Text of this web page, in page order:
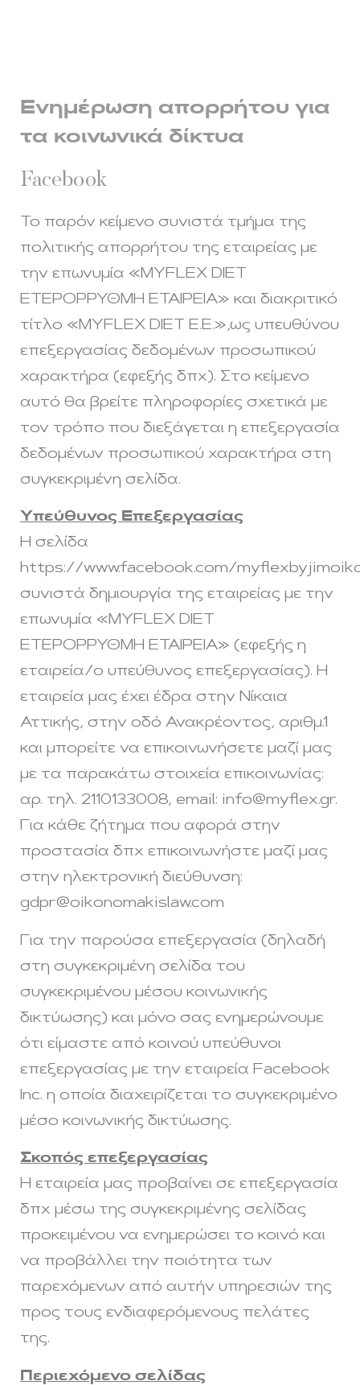
Ενημέρωση απορρήτου για
τα κοινωνικά δίκτυα
Facebook
Το παρόν κείμενο συνιστά τμήμα της
πολιτικής απορρήτου της εταιρείας με
την επωνυμία «MYFLEX DIET
ΕΤΕΡΟΡΡΥΘΜΗ ΕΤΑΙΡΕΙΑ» και διακριτικό
τίτλο «MYFLEX DIET Ε.Ε.»,ως υπευθύνου
επεξεργασίας δεδομένων προσωπικού
χαρακτήρα (εφεξής δπχ). Στο κείμενο
αυτό θα βρείτε πληροφορίες σχετικά με
τον τρόπο που διεξάγεται η επεξεργασία
δεδομένων προσωπικού χαρακτήρα στη
συγκεκριμένη σελίδα.
Υπεύθυνος Επεξεργασίας
Η σελίδα
https://www.facebook.com/
συνιστά δημιουργία της εταιρείας με την
επωνυμία «MYFLEX DIET
ΕΤΕΡΟΡΡΥΘΜΗ ΕΤΑΙΡΕΙΑ» (εφεξής η
εταιρεία/ο υπεύθυνος επεξεργασίας). Η
εταιρεία μας έχει έδρα στην Νίκαια
Αττικής, στην οδό Ανακρέοντος, αριθμ.1
και μπορείτε να επικοινωνήσετε μαζί μας
με τα παρακάτω στοιχεία επικοινωνίας:
αρ. τηλ. 2110133008, email: info@myflex.gr.
Για κάθε ζήτημα που αφορά στην
προστασία δπχ επικοινωνήστε μαζί μας
στην ηλεκτρονική διεύθυνση:
gdpr@oikonomakislaw.com
Για την παρούσα επεξεργασία (δηλαδή
στη συγκεκριμένη σελίδα του
συγκεκριμένου μέσου κοινωνικής
δικτύωσης) και μόνο σας ενημερώνουμε
ότι είμαστε από κοινού υπεύθυνοι
επεξεργασίας με την εταιρεία Facebook
Inc. η οποία διαχειρίζεται το συγκεκριμένο
μέσο κοινωνικής δικτύωσης.
Σκοπός επεξεργασίας
Η εταιρεία μας προβαίνει σε επεξεργασία
δπχ μέσω της συγκεκριμένης σελίδας
προκειμένου να ενημερώσει το κοινό και
να προβάλλει την ποιότητα των
παρεχόμενων από αυτήν υπηρεσιών της
προς τους ενδιαφερόμενους πελάτες
της.
Περιεχόμενο σελίδας